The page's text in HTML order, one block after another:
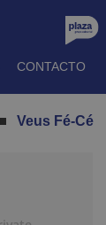
CONTACTO
Veus Fé-Cé